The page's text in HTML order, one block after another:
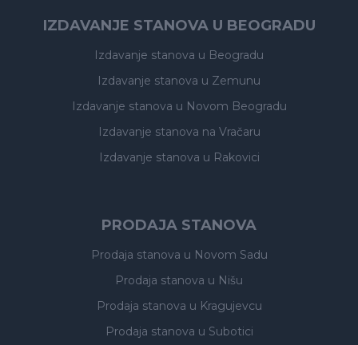
IZDAVANJE STANOVA U BEOGRADU
Izdavanje stanova u Beogradu
Izdavanje stanova u Zemunu
Izdavanje stanova u Novom Beogradu
Izdavanje stanova na Vračaru
Izdavanje stanova u Rakovici
PRODAJA STANOVA
Prodaja stanova u Novom Sadu
Prodaja stanova u Nišu
Prodaja stanova u Kragujevcu
Prodaja stanova u Subotici